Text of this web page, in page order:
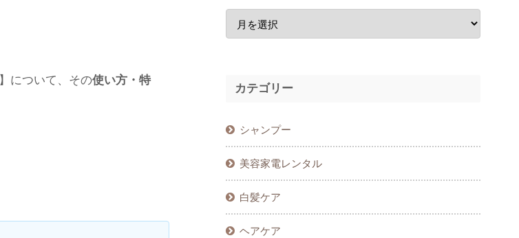
】について、その使い方・特
カテゴリー
シャンプー
美容家電レンタル
白髪ケア
ヘアケア